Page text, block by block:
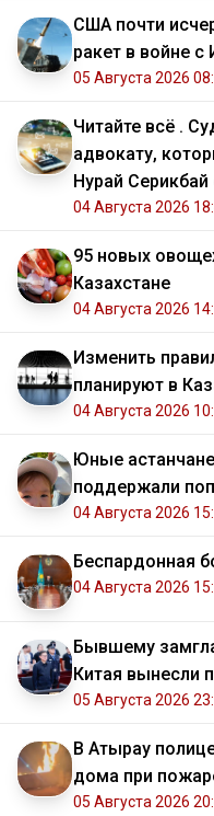
США почти
ракет в войне с
05 Августа 2026
Читайте всё .
адвокату,
Нурай
04 Августа 2026
95 новых
Казахстане
04 Августа 2026
Изменить
планируют в
04 Августа 2026
Юные
поддержали
04 Августа 2026
Беспардонная
04 Августа 2026
Бывшему
Китая вынесли
05 Августа 2026
В Атырау
дома при
05 Августа 2026